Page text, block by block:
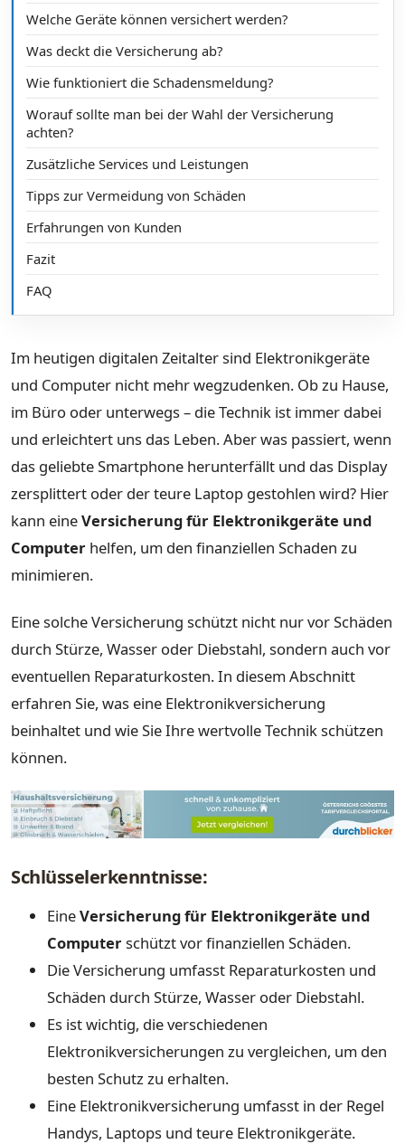
Welche Geräte können versichert werden?
Was deckt die Versicherung ab?
Wie funktioniert die Schadensmeldung?
Worauf sollte man bei der Wahl der Versicherung
achten?
Zusätzliche Services und Leistungen
Tipps zur Vermeidung von Schäden
Erfahrungen von Kunden
Fazit
FAQ
Im heutigen digitalen Zeitalter sind Elektronikgeräte
und Computer nicht mehr wegzudenken. Ob zu Hause,
im Büro oder unterwegs – die Technik ist immer dabei
und erleichtert uns das Leben. Aber was passiert, wenn
das geliebte Smartphone herunterfällt und das Display
zersplittert oder der teure Laptop gestohlen wird? Hier
kann eineVersicherung für Elektronikgeräte und
Computer helfen, um den finanziellen Schaden zu
minimieren.
Eine solche Versicherung schützt nicht nur vor Schäden
durch Stürze, Wasser oder Diebstahl, sondern auch vor
eventuellen Reparaturkosten. In diesem Abschnitt
erfahren Sie, was eine Elektronikversicherung
beinhaltet und wie Sie Ihre wertvolle Technik schützen
können.
Schlüsselerkenntnisse:
EineVersicherung für Elektronikgeräte und
Computerschützt vor finanziellen Schäden.
Die Versicherung umfasst Reparaturkosten und
Schäden durch Stürze, Wasser oder Diebstahl.
Es ist wichtig, die verschiedenen
Elektronikversicherungen zu vergleichen, um den
besten Schutz zu erhalten.
Eine Elektronikversicherung umfasst in der Regel
Handys, Laptops und teure Elektronikgeräte.